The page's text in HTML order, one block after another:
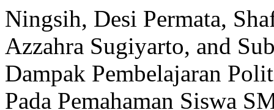
Ningsih, Desi Permata,
Azzahra Sugiyarto, and
Dampak Pembelajaran
Pada Pemahaman Siswa